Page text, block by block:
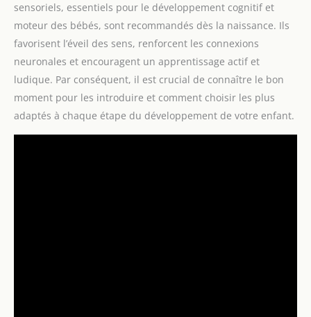
sensoriels, essentiels pour le développement cognitif et
moteur des bébés, sont recommandés dès la naissance. Ils
favorisent l’éveil des sens, renforcent les connexions
neuronales et encouragent un apprentissage actif et
ludique. Par conséquent, il est crucial de connaître le bon
moment pour les introduire et comment choisir les plus
adaptés à chaque étape du développement de votre enfant.